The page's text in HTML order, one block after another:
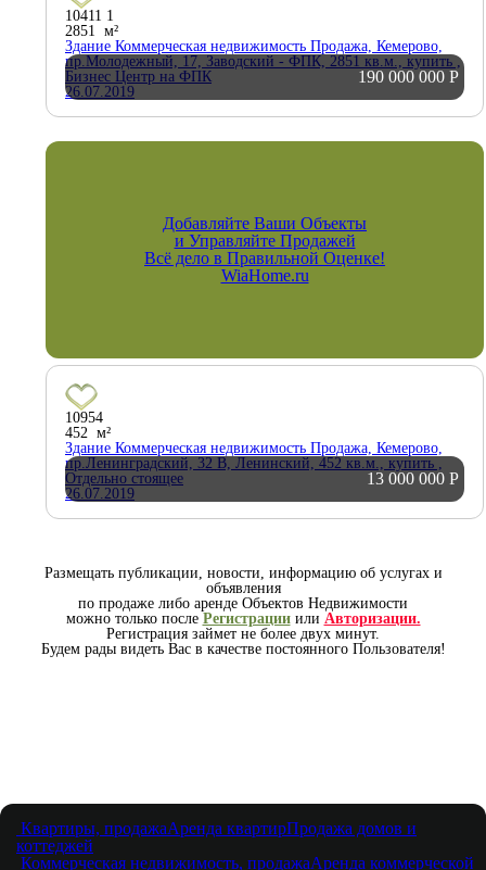
190 000 000 Р
10411 1
2851 м²
Здание Коммерческая недвижимость Продажа, Кемерово,
пр.Молодежный, 17, Заводский - ФПК, 2851 кв.м., купить ,
Бизнес Центр на ФПК
26.07.2019
Добавляйте Ваши Объекты
и Управляйте Продажей
Всё дело в Правильной Оценке!
WiaHome.ru
13 000 000 Р
10954
452 м²
Здание Коммерческая недвижимость Продажа, Кемерово,
пр.Ленинградский, 32 В, Ленинский, 452 кв.м., купить ,
Отдельно стоящее
26.07.2019
Размещать публикации, новости, информацию об услугах и
объявления
по продаже либо аренде Объектов Недвижимости
можно только после Регистрацииили Авторизации.
Регистрация займет не более двух минут.
Будем рады видеть Вас в качестве постоянного Пользователя!
Квартиры, продажаАренда квартирПродажа домов и
коттеджей
Коммерческая недвижимость, продажаАренда коммерческой